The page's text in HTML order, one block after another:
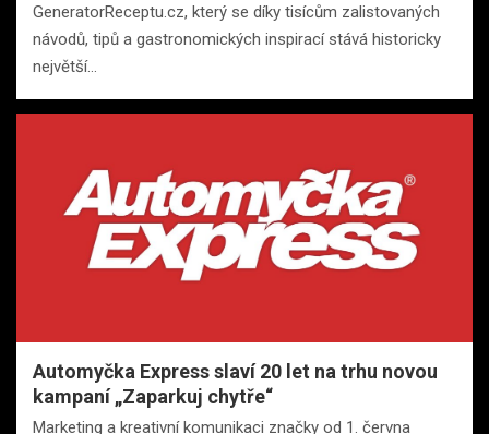
GeneratorReceptu.cz, který se díky tisícům zalistovaných
návodů, tipů a gastronomických inspirací stává historicky
největší…
Automyčka Express slaví 20 let na trhu novou
kampaní „Zaparkuj chytře“
Marketing a kreativní komunikaci značky od 1. června